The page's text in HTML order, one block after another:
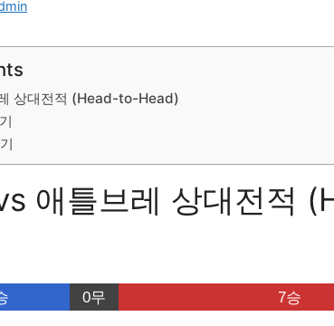
상대전적 (Head-to-Head)
애틀브레 상대전적
0무 7승